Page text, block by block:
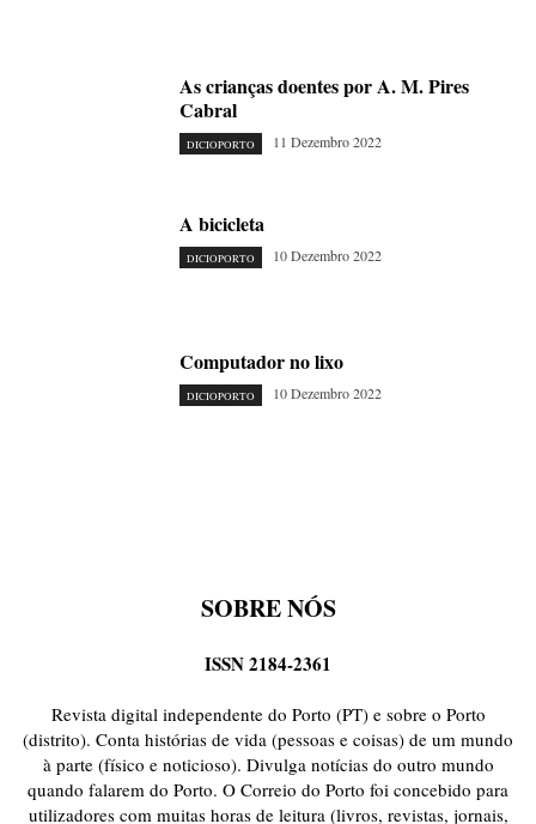
As crianças doentes por A. M. Pires
Cabral
DICIOPORTO 11 Dezembro 2022
A bicicleta
DICIOPORTO 10 Dezembro 2022
Computador no lixo
DICIOPORTO 10 Dezembro 2022
SOBRE NÓS
ISSN 2184-2361
Revista digital independente do Porto (PT) e sobre o Porto
(distrito). Conta histórias de vida (pessoas e coisas) de um mundo
à parte (físico e noticioso). Divulga notícias do outro mundo
quando falarem do Porto. O Correio do Porto foi concebido para
utilizadores com muitas horas de leitura (livros, revistas, jornais,